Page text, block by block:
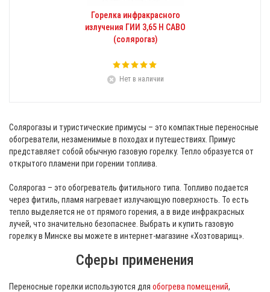
Горелка инфракрасного
излучения ГИИ 3,65 Н САВО
(солярогаз)
Нет в наличии
Солярогазы и туристические примусы – это компактные переносные
обогреватели, незаменимые в походах и путешествиях. Примус
представляет собой обычную газовую горелку. Тепло образуется от
открытого пламени при горении топлива.
Солярогаз – это обогреватель фитильного типа. Топливо подается
через фитиль, пламя нагревает излучающую поверхность. То есть
тепло выделяется не от прямого горения, а в виде инфракрасных
лучей, что значительно безопаснее. Выбрать и купить газовую
горелку в Минске вы можете в интернет-магазине «Хозтоварищ».
Сферы применения
Переносные горелки используются для обогрева помещений,